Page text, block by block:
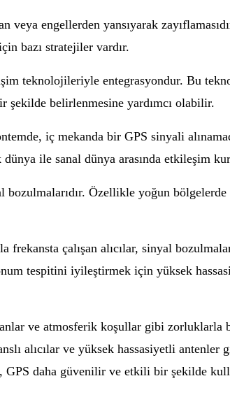
engellerden yansıyarak
bazı stratejiler vardır.
teknolojileriyle entegrasyondur. Bu
belirlenmesine yardımcı olabilir.
iç mekanda bir GPS sinyali
ile sanal dünya arasında etkileşim
Özellikle yoğun
çalışan alıcılar, sinyal
tespitini iyileştirmek için yüksek
ve atmosferik koşullar gibi zorluklarla
alıcılar ve yüksek hassasiyetli antenler
GPS daha güvenilir ve etkili bir şekilde